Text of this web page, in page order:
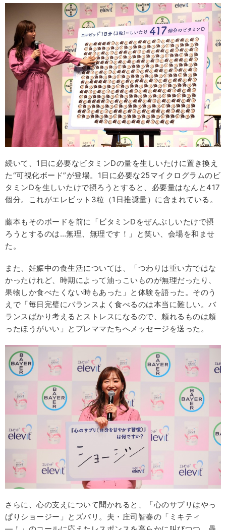
続いて、1日に必要なビタミンDの量を生しいたけに置き換え
た“可視化ボード”が登場。1日に必要な25マイクログラムのビ
タミンDを生しいたけで摂ろうとすると、必要量はなんと417
個分。これがエレビット3粒（1日推奨量）に含まれている。
藤本もそのボードを前に「ビタミンDをぜんぶしいたけで摂
ろうとするのは…無理、無理です！」と笑い、会場を和ませ
た。
また、妊娠中の食生活については、「つわりは重い方ではな
かったけれど、時期によって油っこいものが無理だったり、
果物しか食べたくない時もあった」と体験を語った。そのう
えで「毎日完璧にバランスよく食べるのは本当に難しい。バ
ランスばかり考えるとストレスになるので、頼れるものは頼
ったほうがいい」とプレママたちへメッセージを送った。
さらに、心の支えについて聞かれると、「心のサプリはやっ
ぱりショージー」とズバリ。夫・庄司智春の「ミキティ